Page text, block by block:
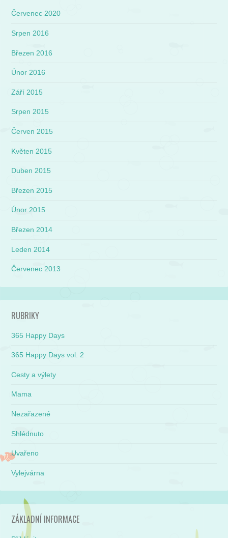
Červenec 2020
Srpen 2016
Březen 2016
Únor 2016
Září 2015
Srpen 2015
Červen 2015
Květen 2015
Duben 2015
Březen 2015
Únor 2015
Březen 2014
Leden 2014
Červenec 2013
RUBRIKY
365 Happy Days
365 Happy Days vol. 2
Cesty a výlety
Mama
Nezařazené
Shlédnuto
Uvařeno
Vylejvárna
ZÁKLADNÍ INFORMACE